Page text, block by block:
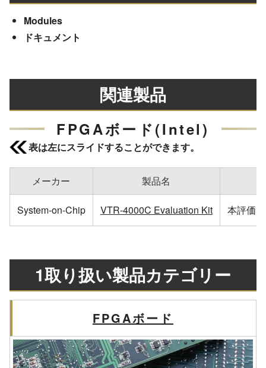
Modules
ドキュメント
関連製品
FPGAボード(Intel)
表は左にスライドすることができます。
メーカー 製品名
System-on-Chip VTR-4000C Evaluation Kit 本評価
1取り扱い製品カテゴリー
FPGAボード